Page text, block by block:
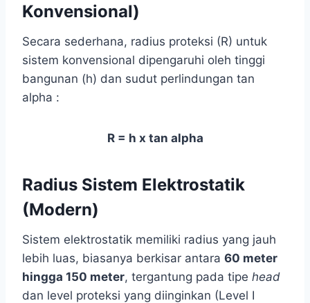
Konvensional)
Secara sederhana, radius proteksi (R) untuk
sistem konvensional dipengaruhi oleh tinggi
bangunan (h) dan sudut perlindungan tan
alpha :
R = h x tan alpha
Radius Sistem Elektrostatik
(Modern)
Sistem elektrostatik memiliki radius yang jauh
lebih luas, biasanya berkisar antara 60 meter
hingga 150 meter, tergantung pada tipe head
dan level proteksi yang diinginkan (Level I